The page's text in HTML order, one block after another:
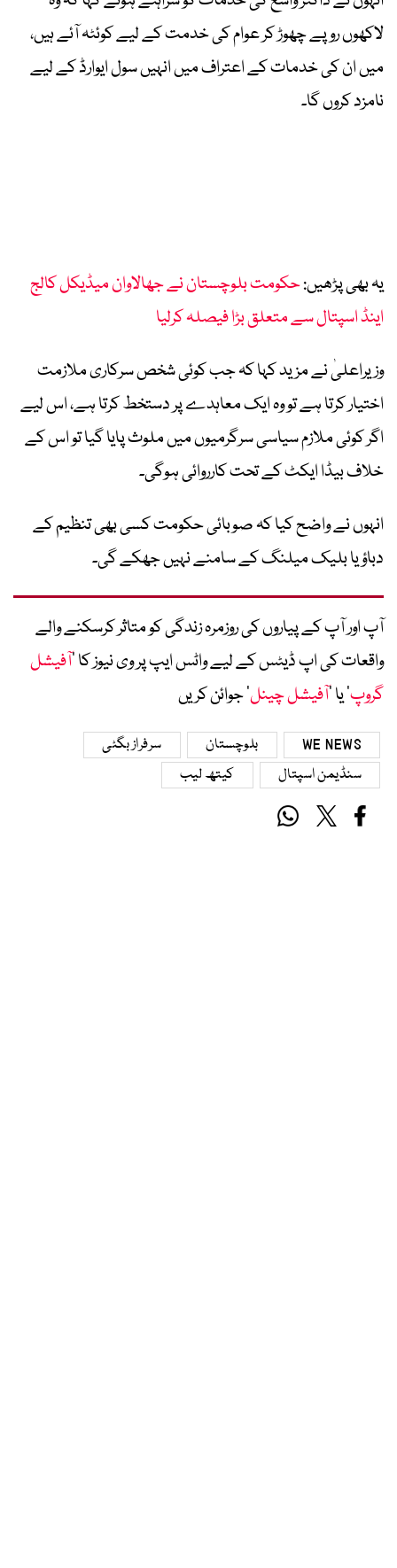
لاکھوں روپے چھوڑ کر عوام کی خدمت کے لیے کوئٹہ آئے ہیں،
میں ان کی خدمات کے اعتراف میں انہیں سول ایوارڈ کے لیے
نامزد کروں گا۔
یہ بھی پڑھیں:حکومت بلوچستان نے جھالاوان میڈیکل کالج
اینڈ اسپتال سے متعلق بڑا فیصلہ کرلیا
وزیراعلیٰ نے مزید کہا کہ جب کوئی شخص سرکاری ملازمت
اختیار کرتا ہے تو وہ ایک معاہدے پر دستخط کرتا ہے، اس لیے
اگر کوئی ملازم سیاسی سرگرمیوں میں ملوث پایا گیا تو اس کے
خلاف بیڈا ایکٹ کے تحت کارروائی ہوگی۔
انہوں نے واضح کیا کہ صوبائی حکومت کسی بھی تنظیم کے
دباؤ یا بلیک میلنگ کے سامنے نہیں جھکے گی۔
آپ اور آپ کے پیاروں کی روزمرہ زندگی کو متاثر کرسکنے والے
واقعات کی اپ ڈیٹس کے لیے واٹس ایپ پر وی نیوز کا ’آفیشل
گروپ‘ یا ’آفیشل چینل‘ جوائن کریں
WE NEWS بلوچستان
سرفراز بگٹی
سنڈیمن اسپتال
کیتھ لیب